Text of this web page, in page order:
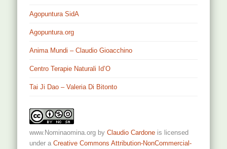
Agopuntura SidA
Agopuntura.org
Anima Mundi – Claudio Gioacchino
Centro Terapie Naturali Id’O
Tai Ji Dao – Valeria Di Bitonto
www.Nominaomina.org byClaudio Cardone is licensed
under aCreative Commons Attribution-NonCommercial-